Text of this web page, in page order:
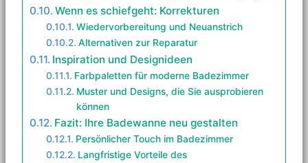
Wenn es schiefgeht: Korrekturen
Wiedervorbereitung und Neuanstrich
Alternativen zur Reparatur
Inspiration und Designideen
Farbpaletten für moderne Badezimmer
Muster und Designs, die Sie ausprobieren
können
Fazit: Ihre Badewanne neu gestalten
Persönlicher Touch im Badezimmer
Langfristige Vorteile des